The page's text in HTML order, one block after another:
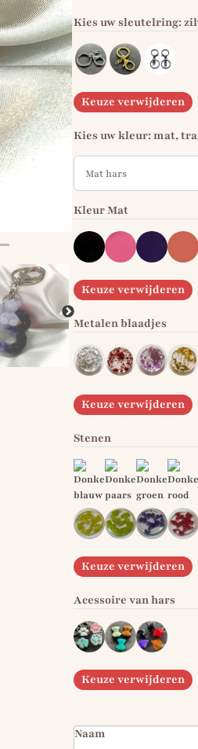
Kies uw sleutelring:
Keuze verwijderen
Kies uw kleur: mat,
Kleur Mat
Keuze verwijderen
Metalen blaadjes
Keuze verwijderen
Stenen
Keuze verwijderen
Acessoire van hars
Keuze verwijderen
Naam